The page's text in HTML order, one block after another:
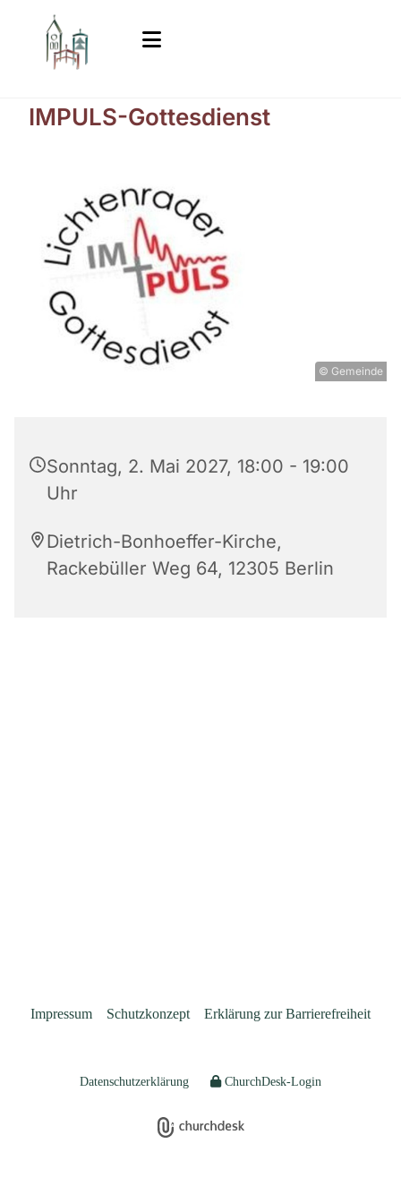
IMPULS-Gottesdienst
© Gemeinde
Sonntag, 2. Mai 2027, 18:00 - 19:00
Uhr
Dietrich-Bonhoeffer-Kirche,
Rackebüller Weg 64, 12305 Berlin
Impressum Schutzkonzept Erklärung zur Barrierefreiheit
Datenschutzerklärung ChurchDesk-Login